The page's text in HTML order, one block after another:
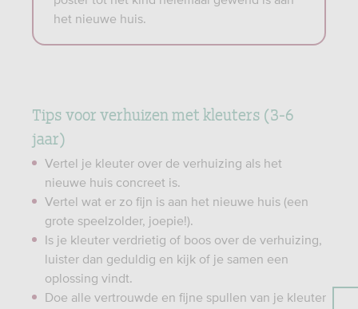
het nieuwe huis.
Tips voor verhuizen met kleuters (3-6
jaar)
Vertel je kleuter over de verhuizing als het
nieuwe huis concreet is.
Vertel wat er zo fijn is aan het nieuwe huis (een
grote speelzolder, joepie!).
Is je kleuter verdrietig of boos over de verhuizing,
luister dan geduldig en kijk of je samen een
oplossing vindt.
Doe alle vertrouwde en fijne spullen van je kleuter